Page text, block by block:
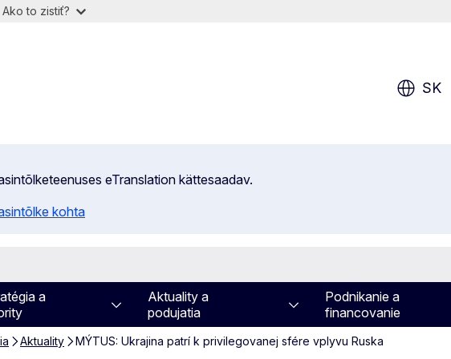
Ako to zistiť?
SK
eTranslation kättesaadav.
kohta
a
Aktuality a
podujatia
Podnikanie a
financovanie
Aktuality MÝTUS: Ukrajina patrí k privilegovanej sfére vplyvu Ruska